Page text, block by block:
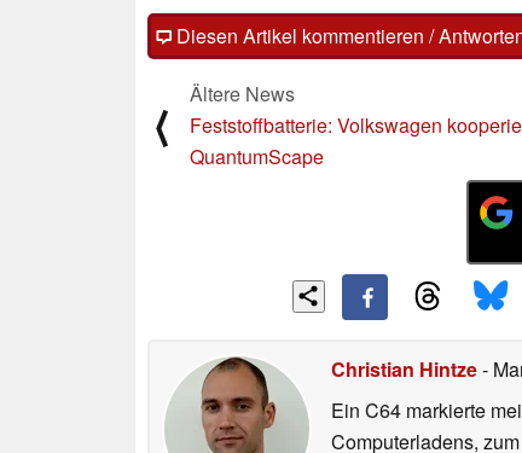
Diesen Artikel kommentieren /
⟨
Ältere News
Feststoffbatterie: Volkswagen
QuantumScape
Christian Hintze-
Ein C64 markierte
Computerladens,